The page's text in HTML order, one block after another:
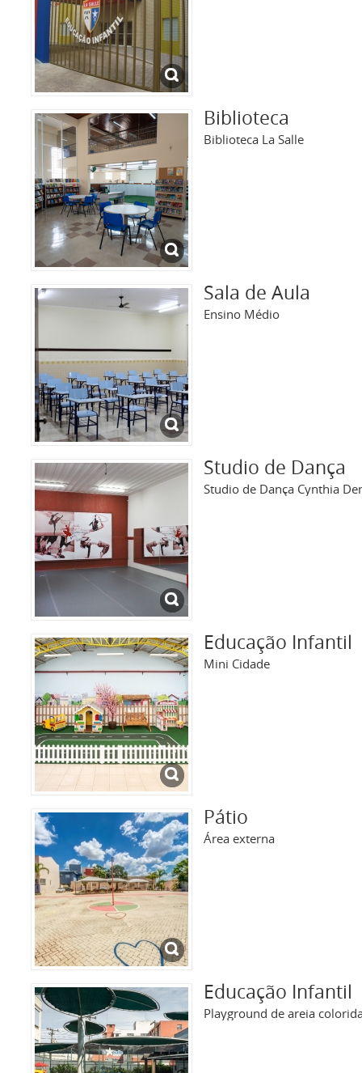
Biblioteca
Biblioteca La Salle
Sala de Aula
Ensino Médio
Studio de Dança
Studio de Dança Cynthia
Educação Infantil
Mini Cidade
Pátio
Área externa
Educação Infantil
Playground de areia